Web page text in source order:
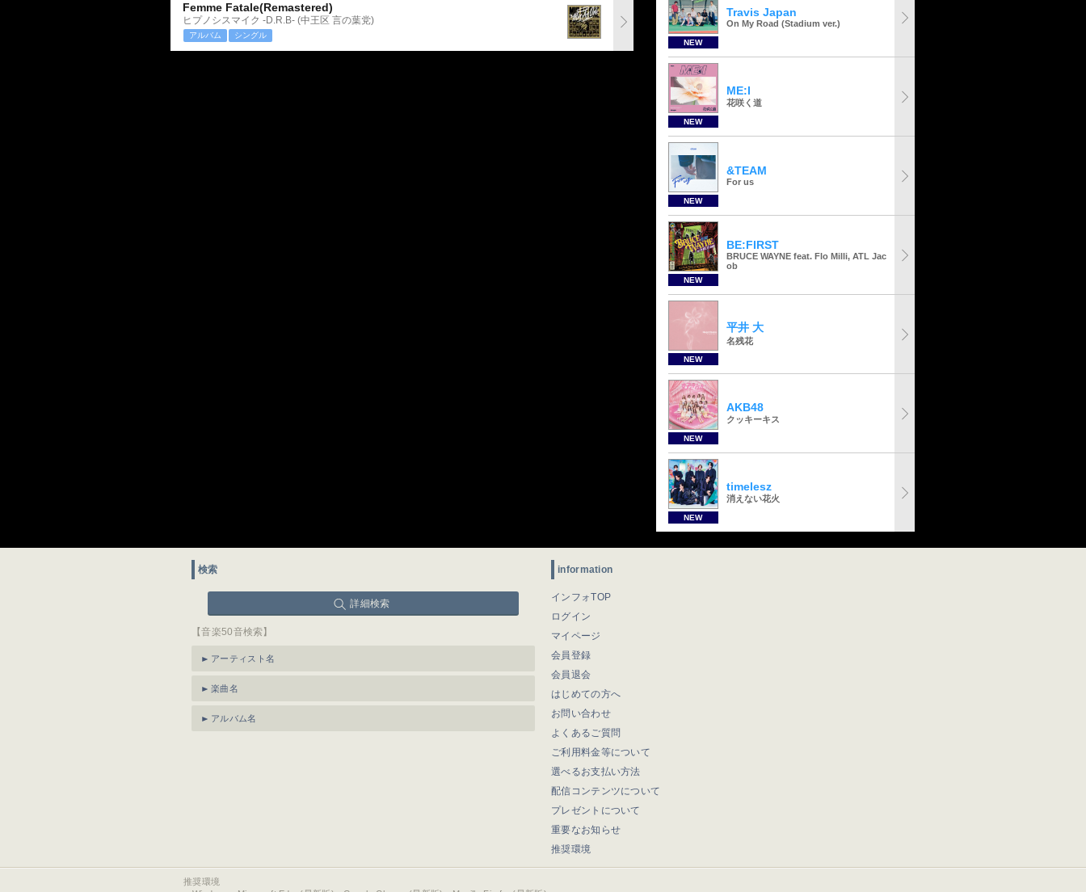
Femme Fatale(Remastered)
ヒプノシスマイク -D.R.B- (中王区 言の葉党)
アルバム シングル
NEW
Travis Japan
On My Road (Stadium ver.)
NEW
ME:I
花咲く道
NEW
&TEAM
For us
NEW
BE:FIRST
BRUCE WAYNE feat. Flo Milli, ATL Jac
ob
NEW
平井 大
名残花
NEW
AKB48
クッキーキス
NEW
timelesz
消えない花火
検索
詳細検索
【音楽50音検索】
アーティスト名
楽曲名
アルバム名
information
インフォTOP
ログイン
マイページ
会員登録
会員退会
はじめての方へ
お問い合わせ
よくあるご質問
ご利用料金等について
選べるお支払い方法
配信コンテンツについて
プレゼントについて
重要なお知らせ
推奨環境
推奨環境